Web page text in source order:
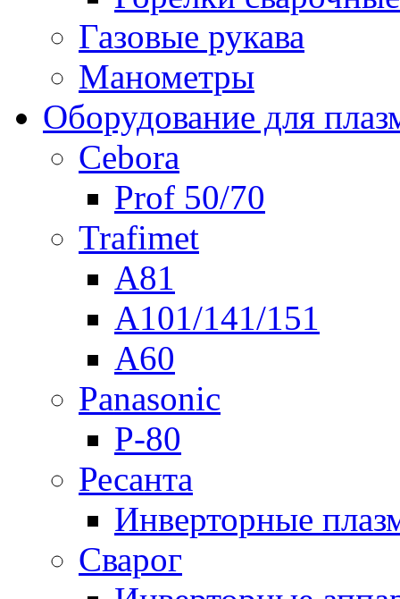
Газовые рукава
Манометры
Оборудование для
Cebora
Prof 50/70
Trafimet
A81
A101/141/151
A60
Panasonic
P-80
Ресанта
Инверторные
Сварог